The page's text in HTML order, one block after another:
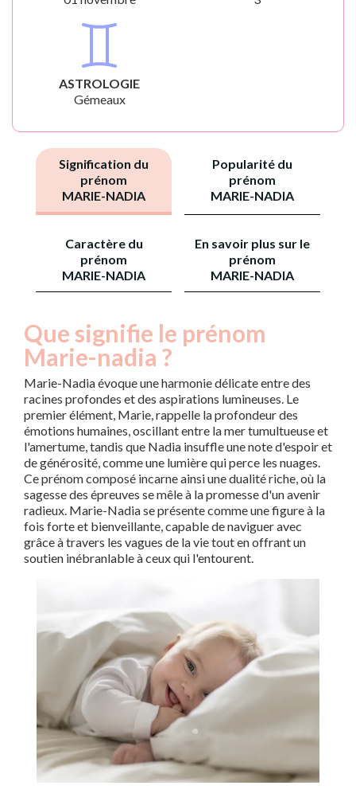
ASTROLOGIE
Gémeaux
Signification du
prénom
MARIE-NADIA
Popularité du
prénom
MARIE-NADIA
Caractère du
prénom
MARIE-NADIA
En savoir plus sur le
prénom
MARIE-NADIA
Que signifie le prénom
Marie-nadia ?
Marie-Nadia évoque une harmonie délicate entre des
racines profondes et des aspirations lumineuses. Le
premier élément, Marie, rappelle la profondeur des
émotions humaines, oscillant entre la mer tumultueuse et
l'amertume, tandis que Nadia insuffle une note d'espoir et
de générosité, comme une lumière qui perce les nuages.
Ce prénom composé incarne ainsi une dualité riche, où la
sagesse des épreuves se mêle à la promesse d'un avenir
radieux. Marie-Nadia se présente comme une figure à la
fois forte et bienveillante, capable de naviguer avec
grâce à travers les vagues de la vie tout en offrant un
soutien inébranlable à ceux qui l'entourent.